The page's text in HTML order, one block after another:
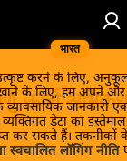
भारत
करने के लिए, अनुकूल
के लिए, हम अपने और
जानकारी
डेटा का
कर सकते हैं। तकनीकों
स्वचालित लॉगिंग नीति
ऊर्जा